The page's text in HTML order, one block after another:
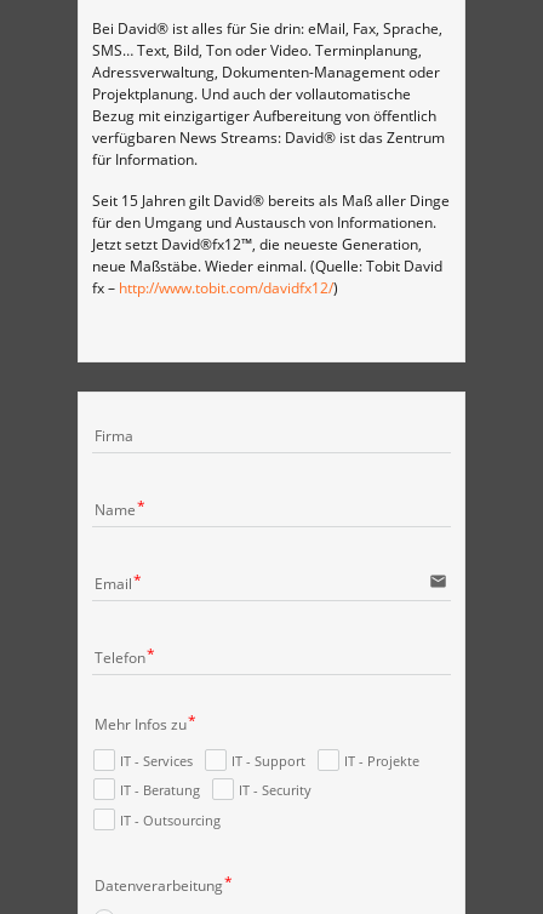
Bei David® ist alles für Sie drin: eMail, Fax, Sprache,
SMS… Text, Bild, Ton oder Video. Terminplanung,
Adressverwaltung, Dokumenten-Management oder
Projektplanung. Und auch der vollautomatische
Bezug mit einzigartiger Aufbereitung von öffentlich
verfügbaren News Streams: David® ist das Zentrum
für Information.
Seit 15 Jahren gilt David® bereits als Maß aller Dinge
für den Umgang und Austausch von Informationen.
Jetzt setzt David®fx12™, die neueste Generation,
neue Maßstäbe. Wieder einmal. (Quelle: Tobit David
fx – http://www.tobit.com/davidfx12/)
Firma
Name
Email email
Telefon
Mehr Infos zu
IT - Services IT - Support
IT - Projekte
IT - Beratung
IT - Security
IT - Outsourcing
Datenverarbeitung